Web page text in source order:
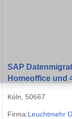
SAP
Homeoffice und
Köln, 50667
Firma:Leuchtmehr